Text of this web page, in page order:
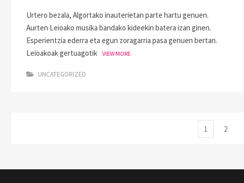
Urtero bezala, Algortako inauterietan parte hartu genuen.
Aurten Leioako musika bandako kideekin batera izan ginen.
Esperientzia ederra eta egun zoragarria pasa genuen bertan.
Leioakoak gertuagotik
VIEW MORE
UNCATEGORIZED
1 2